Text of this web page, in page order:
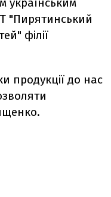
"Пирятинський
філії
продукції до нас